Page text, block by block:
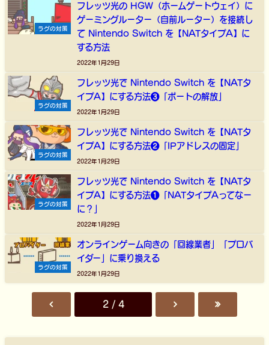
ラグの対策
フレッツ光の HGW（ホームゲートウェイ）に
ゲーミングルーター（自前ルーター）を接続し
て Nintendo Switch を【NATタイプA】に
する方法
2022年1月29日
ラグの対策
フレッツ光で Nintendo Switch を【NATタ
イプA】にする方法❸「ポートの解放」
2022年1月29日
ラグの対策
フレッツ光で Nintendo Switch を【NATタ
イプA】にする方法❷「IPアドレスの固定」
2022年1月29日
ラグの対策
フレッツ光で Nintendo Switch を【NATタ
イプA】にする方法❶「NATタイプAってなー
に？」
2022年1月29日
ラグの対策
オンラインゲーム向きの「回線業者」「プロバ
イダー」に乗り換える
2022年1月29日
2 / 4